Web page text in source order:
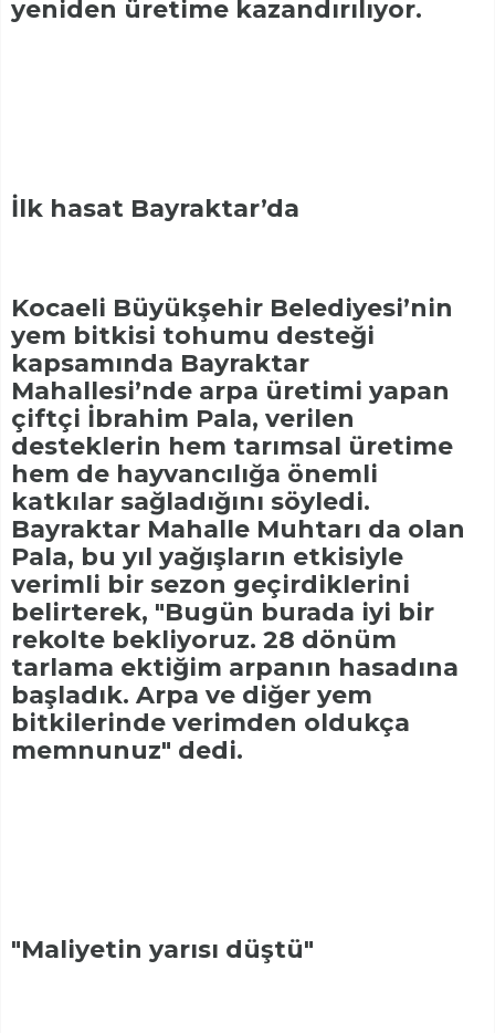
yeniden üretime kazandırılıyor.
İlk hasat Bayraktar’da
Kocaeli Büyükşehir Belediyesi’nin
yem bitkisi tohumu desteği
kapsamında Bayraktar
Mahallesi’nde arpa üretimi yapan
çiftçi İbrahim Pala, verilen
desteklerin hem tarımsal üretime
hem de hayvancılığa önemli
katkılar sağladığını söyledi.
Bayraktar Mahalle Muhtarı da olan
Pala, bu yıl yağışların etkisiyle
verimli bir sezon geçirdiklerini
belirterek, "Bugün burada iyi bir
rekolte bekliyoruz. 28 dönüm
tarlama ektiğim arpanın hasadına
başladık. Arpa ve diğer yem
bitkilerinde verimden oldukça
memnunuz" dedi.
"Maliyetin yarısı düştü"